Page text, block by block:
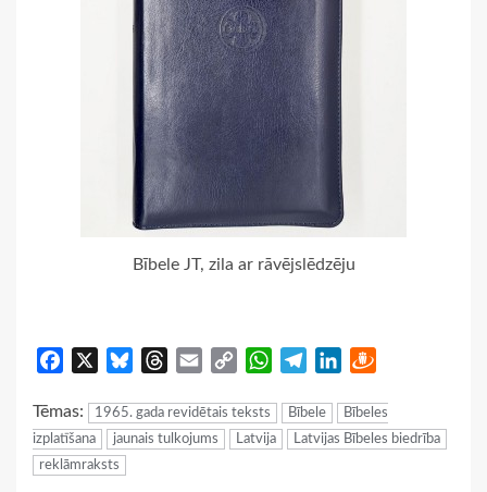
Bībele JT, zila ar rāvējslēdzēju
Facebook BlueskyThreads
Email
Copy
WhatsApp
TelegramLinkedIn
Tēmas: 1965. gada revidētais teksts Bībele
Bībeles
izplatīšana
jaunais tulkojums Latvija
Latvijas Bībeles biedrība
reklāmraksts